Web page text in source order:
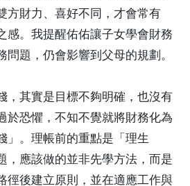
方財力、喜好不同，才會常有
感。我提醒佑佑讓子女學會財務
題，仍會影響到父母的規劃。
，其實是目標不夠明確，也沒有
於恐懼，不知不覺就將財務化為
」。理帳前的重點是「理生
，應該做的並非先學方法，而是
徑後建立原則，並在適應工作與